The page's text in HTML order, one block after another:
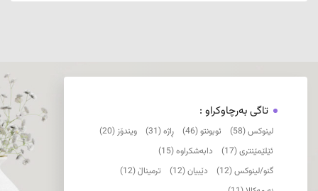
تاگی بەرچاوکراو :
لینوکس (58) ئوبونتو (46) ڕاژە (31)
ویندۆز (20)
ئێلێمێنتری (17)
دابەشکراوە (15)
گنو/لینوکس (12)
دێبیان (12)
ترمیناڵ (12)